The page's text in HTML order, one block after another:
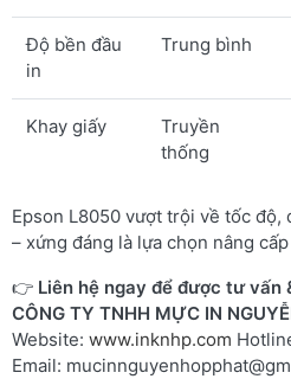
Độ bền đầu
in
Trung bình
Khay giấy
Truyền
thống
Epson L8050 vượt trội về tốc
– xứng đáng là lựa chọn nâng
👉 Liên hệ ngay để được tư vấn
CÔNG TY TNHH MỰC IN
Website: www.inknhp.com
Email: